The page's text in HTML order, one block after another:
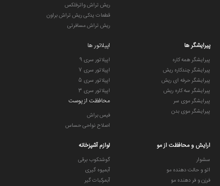
ریش تراش واترفلکس
قطعات یدکی ریش تراش براون
ریش تراش مسافرتی
پیرایشگر ها
پیرایشگر همه کاره
پیرایشگر چندکاره ریش
پیرایشگر حرفه ای ریش
پیرایشگر سه کاره ریش
پیرایشگر موی سر
پیرایشگر موی بدن
اپیلاتور ها
اپیلاتور سری 9
اپیلاتور سری 7
اپیلاتور سری 5
اپیلاتور سری 3
محافظت از پوست
فیس براش
اصلاح نواحی حساس
ارایش و محافظت از مو
سشوار
اتو و حالت دهنده مو
فرزن و فر دهنده مو
لوازم آشپزخانه
گوشتکوب برقی
آبمیوه گیری
آبمرکبات گیر